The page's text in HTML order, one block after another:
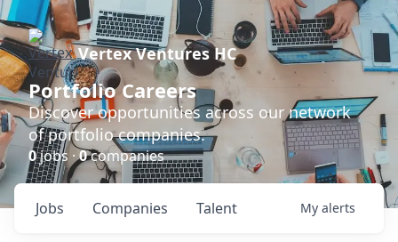
Vertex Ventures HC
Portfolio Careers
Discover opportunities across our network
of portfolio companies.
0jobs ·0companies
Jobs Companies Talent My alerts